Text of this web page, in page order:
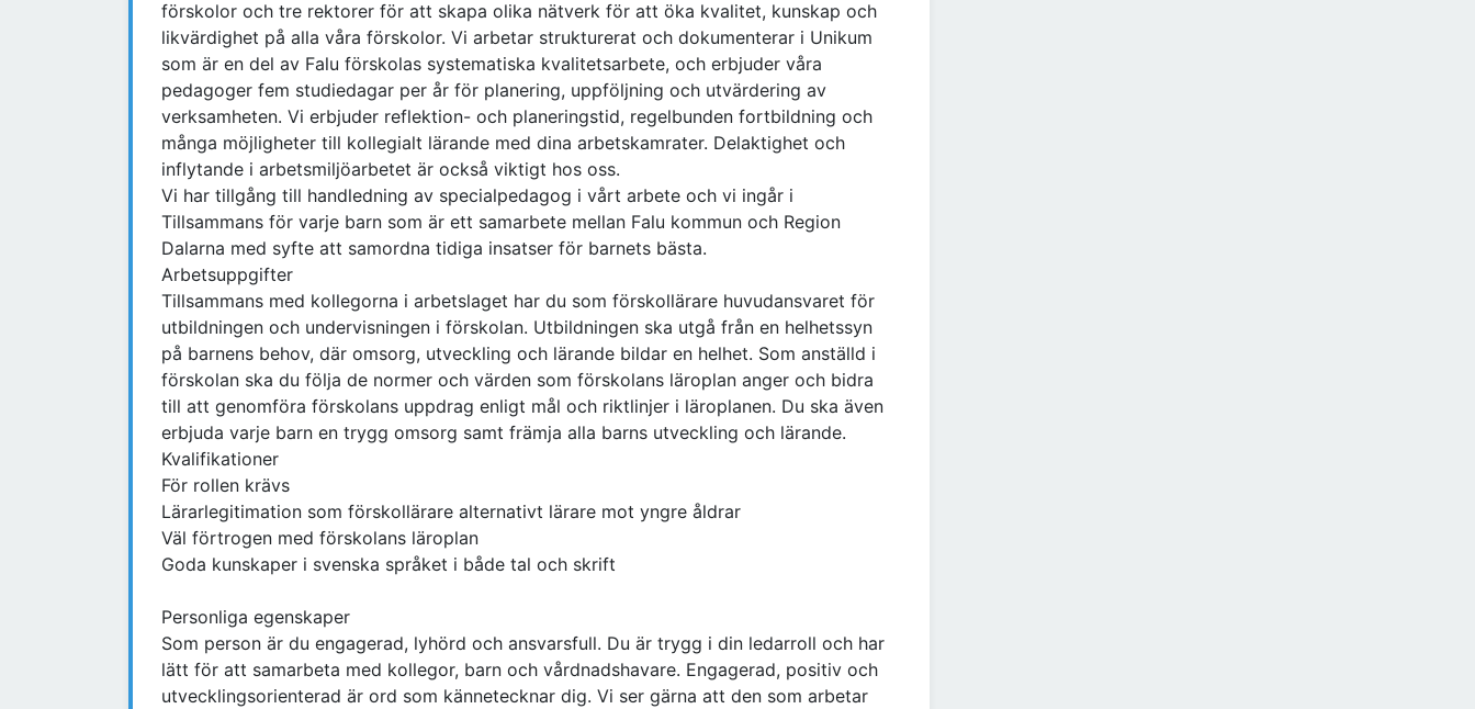
förskolor och tre rektorer för att skapa olika nätverk för att öka kvalitet, kunskap och
likvärdighet på alla våra förskolor. Vi arbetar strukturerat och dokumenterar i Unikum
som är en del av Falu förskolas systematiska kvalitetsarbete, och erbjuder våra
pedagoger fem studiedagar per år för planering, uppföljning och utvärdering av
verksamheten. Vi erbjuder reflektion- och planeringstid, regelbunden fortbildning och
många möjligheter till kollegialt lärande med dina arbetskamrater. Delaktighet och
inflytande i arbetsmiljöarbetet är också viktigt hos oss.
Vi har tillgång till handledning av specialpedagog i vårt arbete och vi ingår i
Tillsammans för varje barn som är ett samarbete mellan Falu kommun och Region
Dalarna med syfte att samordna tidiga insatser för barnets bästa.
Arbetsuppgifter
Tillsammans med kollegorna i arbetslaget har du som förskollärare huvudansvaret för
utbildningen och undervisningen i förskolan. Utbildningen ska utgå från en helhetssyn
på barnens behov, där omsorg, utveckling och lärande bildar en helhet. Som anställd i
förskolan ska du följa de normer och värden som förskolans läroplan anger och bidra
till att genomföra förskolans uppdrag enligt mål och riktlinjer i läroplanen. Du ska även
erbjuda varje barn en trygg omsorg samt främja alla barns utveckling och lärande.
Kvalifikationer
För rollen krävs
Lärarlegitimation som förskollärare alternativt lärare mot yngre åldrar
Väl förtrogen med förskolans läroplan
Goda kunskaper i svenska språket i både tal och skrift
Personliga egenskaper
Som person är du engagerad, lyhörd och ansvarsfull. Du är trygg i din ledarroll och har
lätt för att samarbeta med kollegor, barn och vårdnadshavare. Engagerad, positiv och
utvecklingsorienterad är ord som kännetecknar dig. Vi ser gärna att den som arbetar